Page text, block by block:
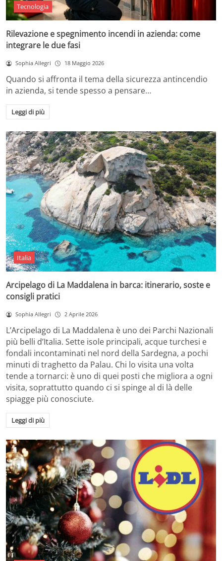
Tecnologia
Rilevazione e spegnimento incendi in azienda: come
integrare le due fasi
Sophia Allegri 18 Maggio 2026
Quando si affronta il tema della sicurezza antincendio
in azienda, si tende spesso a pensare…
Leggi di più
Italia
Arcipelago di La Maddalena in barca: itinerario, soste e
consigli pratici
Sophia Allegri 2 Aprile 2026
L’Arcipelago di La Maddalena è uno dei Parchi Nazionali
più belli d’Italia. Sette isole principali, acque turchesi e
fondali incontaminati nel nord della Sardegna, a pochi
minuti di traghetto da Palau. Chi lo visita una volta
tende a tornarci: è uno di quei posti che migliora a ogni
visita, soprattutto quando ci si spinge al di là delle
spiagge più conosciute.
Leggi di più